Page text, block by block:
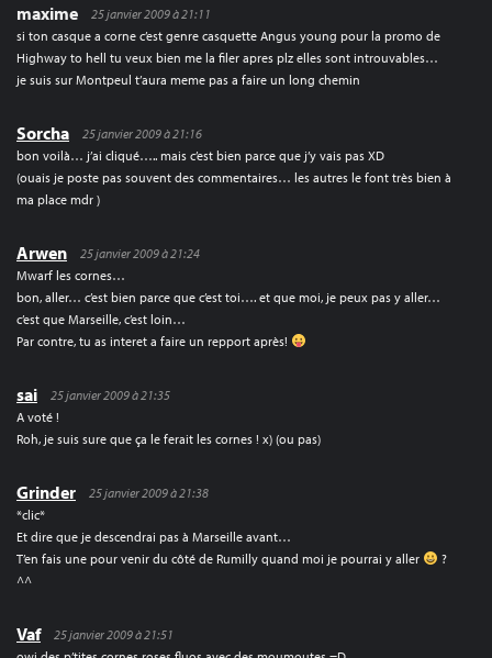
maxime
25 janvier 2009 à 21:11
si ton casque a corne c’est genre casquette Angus young pour la promo de
Highway to hell tu veux bien me la filer apres plz elles sont introuvables…
je suis sur Montpeul t’aura meme pas a faire un long chemin
Sorcha
25 janvier 2009 à 21:16
bon voilà… j’ai cliqué….. mais c’est bien parce que j’y vais pas XD
(ouais je poste pas souvent des commentaires… les autres le font très bien à
ma place mdr )
Arwen
25 janvier 2009 à 21:24
Mwarf les cornes…
bon, aller… c’est bien parce que c’est toi…. et que moi, je peux pas y aller…
c’est que Marseille, c’est loin…
Par contre, tu as interet a faire un repport après!
sai
25 janvier 2009 à 21:35
A voté !
Roh, je suis sure que ça le ferait les cornes ! x) (ou pas)
Grinder
25 janvier 2009 à 21:38
*clic*
Et dire que je descendrai pas à Marseille avant…
T’en fais une pour venir du côté de Rumilly quand moi je pourrai y aller
?
^^
Vaf
25 janvier 2009 à 21:51